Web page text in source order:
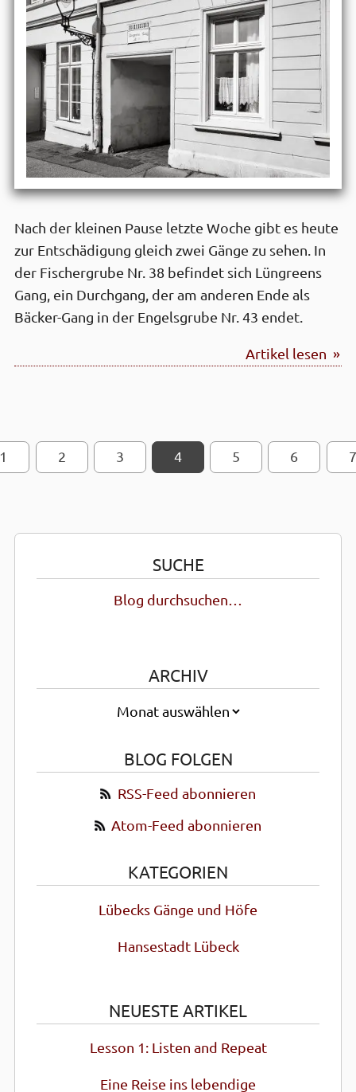
Nach der kleinen Pause letzte Woche gibt es heute
zur Entschädigung gleich zwei Gänge zu sehen. In
der Fischergrube Nr. 38 befindet sich Lüngreens
Gang, ein Durchgang, der am anderen Ende als
Bäcker-Gang in der Engelsgrube Nr. 43 endet.
Artikel lesen »
SEITEN-NAVIGATION
1 2 3 4 5 6 7
SUCHE
Blog durchsuchen…
ARCHIV
BLOG FOLGEN
RSS-Feed abonnieren
Atom-Feed abonnieren
KATEGORIEN
Lübecks Gänge und Höfe
Hansestadt Lübeck
NEUESTE ARTIKEL
Lesson 1: Listen and Repeat
Eine Reise ins lebendige